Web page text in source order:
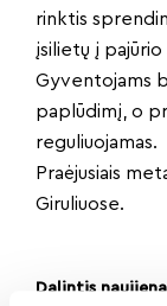
rinktis
įsilietų į pajūrio
Gyventojams
paplūdimį, o
reguliuojamas.
Praėjusiais
Giruliuose.
Dalintis